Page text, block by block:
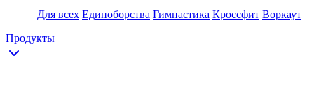
Для всех Единоборства Гимнастика Кроссфит Воркаут
Продукты